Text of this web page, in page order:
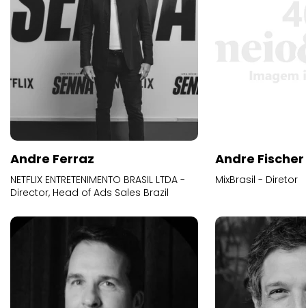
Andre Ferraz
NETFLIX ENTRETENIMENTO BRASIL LTDA -
Director, Head of Ads Sales Brazil
Andre Fischer
MixBrasil - Diretor